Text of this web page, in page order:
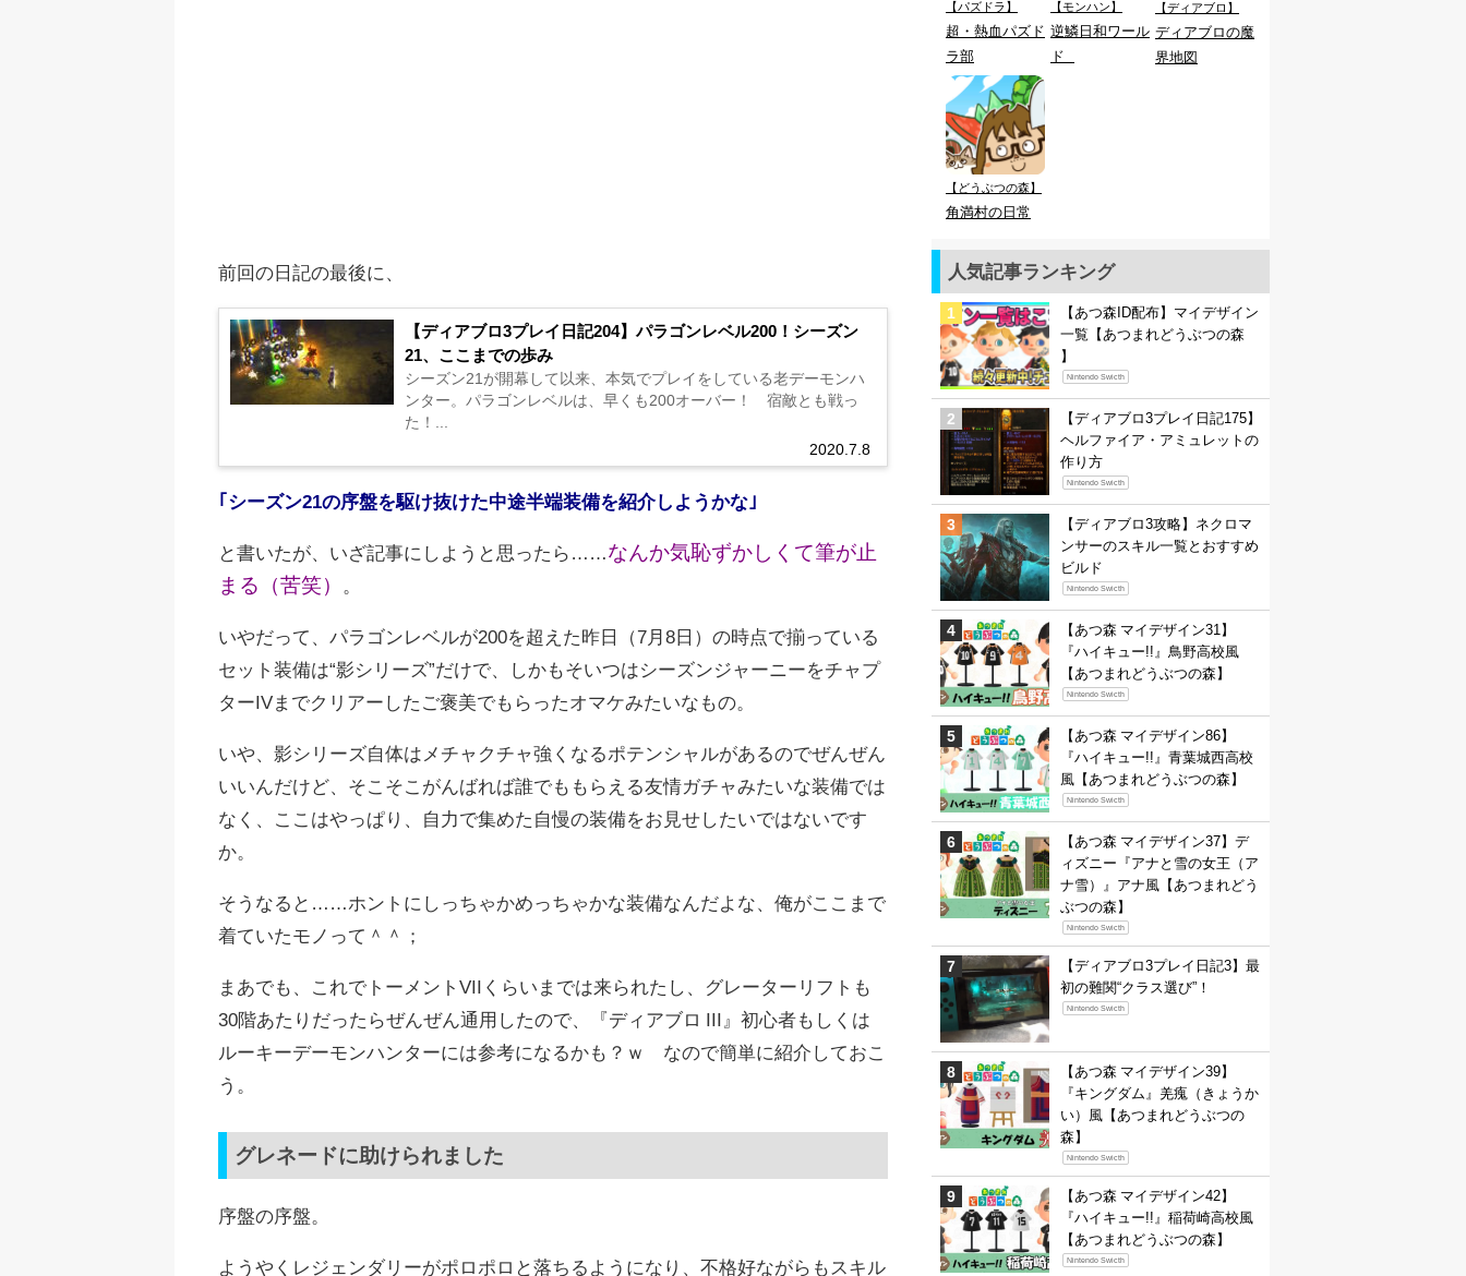
前回の日記の最後に、
【ディアブロ3プレイ日記204】パラゴンレベル200！シーズン
21、ここまでの歩み
2020.7.8
シーズン21が開幕して以来、本気でプレイをしている老デーモンハ
ンター。パラゴンレベルは、早くも200オーバー！ 宿敵とも戦っ
た！...
｢シーズン21の序盤を駆け抜けた中途半端装備を紹介しようかな｣
と書いたが、いざ記事にしようと思ったら…… なんか気恥ずかしくて筆が止
まる（苦笑）
いやだって、パラゴンレベルが200を超えた昨日（7月8日）の時点で揃っている
セット装備は“影シリーズ”だけで、しかもそいつはシーズンジャーニーをチャプ
ターIVまでクリアーしたご褒美でもらったオマケみたいなもの。
いや、影シリーズ自体はメチャクチャ強くなるポテンシャルがあるのでぜんぜん
いいんだけど、そこそこがんばれば誰でももらえる友情ガチャみたいな装備では
なく、ここはやっぱり、自力で集めた自慢の装備をお見せしたいではないです
か。
そうなると……ホントにしっちゃかめっちゃかな装備なんだよな、俺がここまで
着ていたモノって＾＾；
まあでも、これでトーメントVIIくらいまでは来られたし、グレーターリフトも
30階あたりだったらぜんぜん通用したので、『ディアブロ III』初心者もしくは
ルーキーデーモンハンターには参考になるかも？ｗ なので簡単に紹介しておこ
う。
グレネードに助けられました
序盤の序盤。
ようやくレジェンダリーがポロポロと落ちるようになり、不格好ながらもスキル
【パズドラ】
超・熱血パズド
ラ部
【モンハン】
逆鱗日和ワール
ド
【ディアブロ】
ディアブロの魔
界地図
【どうぶつの森】
角満村の日常
人気記事ランキング
【あつ森ID配布】マイデザイン
一覧【あつまれどうぶつの森
】
Nintendo Swicth
【ディアブロ3プレイ日記175】
ヘルファイア・アミュレットの
作り方
Nintendo Swicth
【ディアブロ3攻略】ネクロマ
ンサーのスキル一覧とおすすめ
ビルド
Nintendo Swicth
【あつ森 マイデザイン31】
『ハイキュー!!』鳥野高校風
【あつまれどうぶつの森】
Nintendo Swicth
【あつ森 マイデザイン86】
『ハイキュー!!』青葉城西高校
風【あつまれどうぶつの森】
Nintendo Swicth
【あつ森 マイデザイン37】デ
ィズニー『アナと雪の女王（ア
ナ雪）』アナ風【あつまれどう
ぶつの森】
Nintendo Swicth
【ディアブロ3プレイ日記3】最
初の難関“クラス選び”！
Nintendo Swicth
【あつ森 マイデザイン39】
『キングダム』羌瘣（きょうか
い）風【あつまれどうぶつの
森】
Nintendo Swicth
【あつ森 マイデザイン42】
『ハイキュー!!』稲荷崎高校風
【あつまれどうぶつの森】
Nintendo Swicth